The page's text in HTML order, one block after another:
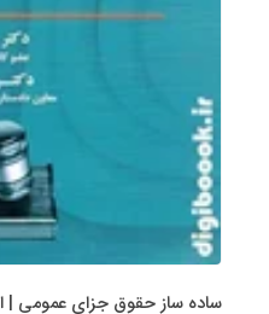
ساده ساز حقوق جزای عمومی |